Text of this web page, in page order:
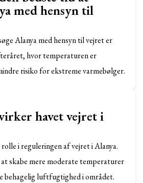
med hensyn til
Alanya med hensyn til vejret er
hvor temperaturen er
risiko for ekstreme varmebølger.
havet vejret i
i reguleringen af vejret i Alanya.
skabe mere moderate temperaturer
behagelig luftfugtighed i området.